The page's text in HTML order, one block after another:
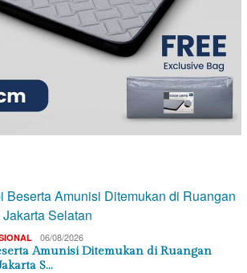
06/08/2026
Amunisi Ditemukan di Ruangan
S…